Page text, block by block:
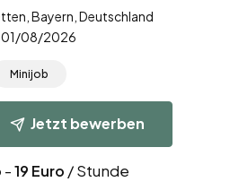
Bayern, Deutschland
01/08/2026
Minijob
Jetzt bewerben
-19 Euro / Stunde